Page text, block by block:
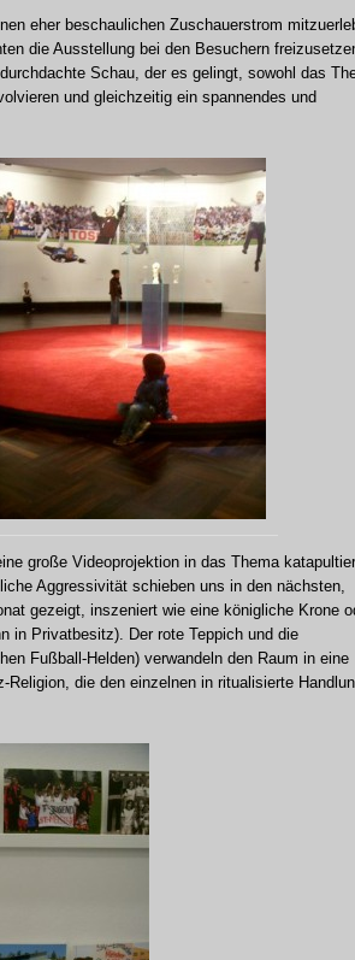
eher beschaulichen Zuschauerstrom
die Ausstellung bei den Besuchern
Schau, der es gelingt, sowohl das
und gleichzeitig ein spannendes und
große Videoprojektion in das Thema
Aggressivität schieben uns in den nächsten,
gezeigt, inszeniert wie eine königliche Krone
in Privatbesitz). Der rote Teppich und die
Fußball-Helden) verwandeln den Raum in eine
die den einzelnen in ritualisierte